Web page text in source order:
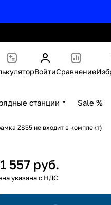
ВойтиСравнение
станции Sale %
ZS55 не входит в комплект)
557 руб.